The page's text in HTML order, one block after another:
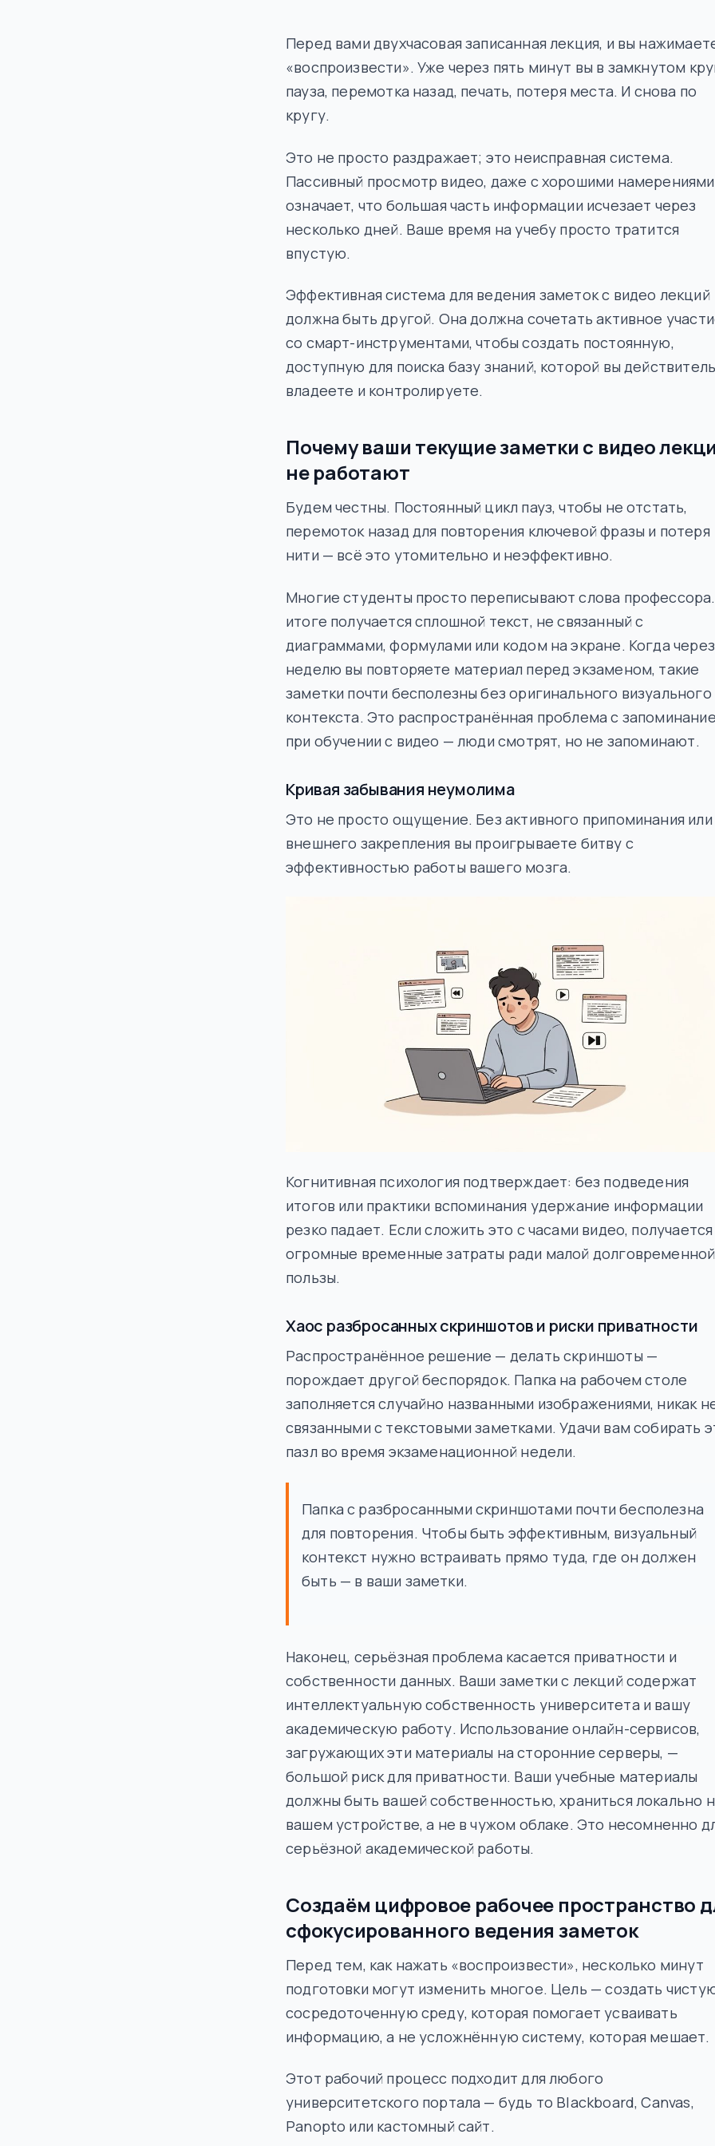
Перед вами двухчасовая записанная лекция, и вы
«воспроизвести». Уже через пять минут вы в замкнутом
пауза, перемотка назад, печать, потеря места. И снова по
кругу.
Это не просто раздражает; это неисправная система.
Пассивный просмотр видео, даже с хорошими
означает, что большая часть информации исчезает через
несколько дней. Ваше время на учебу просто тратится
впустую.
Эффективная система для ведения заметок с видео лекций
должна быть другой. Она должна сочетать активное
со смарт-инструментами, чтобы создать постоянную,
доступную для поиска базу знаний, которой вы
владеете и контролируете.
Почему ваши текущие заметки с видео
не работают
Будем честны. Постоянный цикл пауз, чтобы не отстать,
перемоток назад для повторения ключевой фразы и потеря
нити — всё это утомительно и неэффективно.
Многие студенты просто переписывают слова
итоге получается сплошной текст, не связанный с
диаграммами, формулами или кодом на экране. Когда через
неделю вы повторяете материал перед экзаменом, такие
заметки почти бесполезны без оригинального визуального
контекста. Это распространённая проблема с
при обучении с видео — люди смотрят, но не запоминают.
Кривая забывания неумолима
Это не просто ощущение. Без активного припоминания или
внешнего закрепления вы проигрываете битву с
эффективностью работы вашего мозга.
Когнитивная психология подтверждает: без подведения
итогов или практики вспоминания удержание информации
резко падает. Если сложить это с часами видео, получается
огромные временные затраты ради малой долговременной
пользы.
Хаос разбросанных скриншотов и риски приватности
Распространённое решение — делать скриншоты —
порождает другой беспорядок. Папка на рабочем столе
заполняется случайно названными изображениями, никак
связанными с текстовыми заметками. Удачи вам собирать
пазл во время экзаменационной недели.
Папка с разбросанными скриншотами почти бесполезна
для повторения. Чтобы быть эффективным, визуальный
контекст нужно встраивать прямо туда, где он должен
быть — в ваши заметки.
Наконец, серьёзная проблема касается приватности и
собственности данных. Ваши заметки с лекций содержат
интеллектуальную собственность университета и вашу
академическую работу. Использование онлайн-сервисов,
загружающих эти материалы на сторонние серверы, —
большой риск для приватности. Ваши учебные материалы
должны быть вашей собственностью, храниться локально
вашем устройстве, а не в чужом облаке. Это несомненно
серьёзной академической работы.
Создаём цифровое рабочее пространство
сфокусированного ведения заметок
Перед тем, как нажать «воспроизвести», несколько минут
подготовки могут изменить многое. Цель — создать
сосредоточенную среду, которая помогает усваивать
информацию, а не усложнённую систему, которая мешает.
Этот рабочий процесс подходит для любого
университетского портала — будь то Blackboard, Canvas,
Panopto или кастомный сайт.